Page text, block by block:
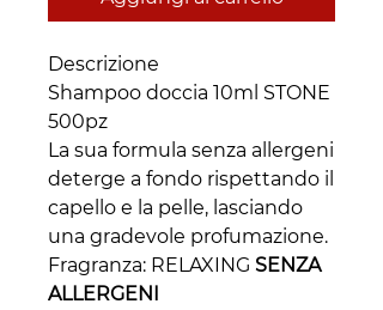
Descrizione
Shampoo doccia 10ml STONE
500pz
La sua formula senza allergeni
deterge a fondo rispettando il
capello e la pelle, lasciando
una gradevole profumazione.
Fragranza: RELAXING SENZA
ALLERGENI